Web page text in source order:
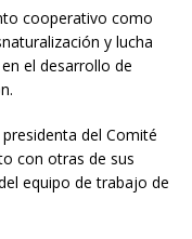
cooperativo como
y lucha
el desarrollo de
del Comité
con otras de sus
equipo de trabajo de